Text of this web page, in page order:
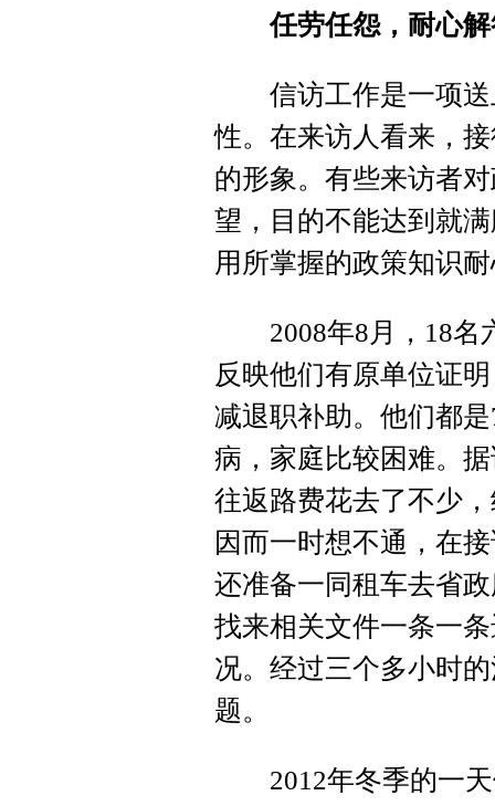
任劳任怨，耐心
信访工作是一项送
性。在来访人看来，
的形象。有些来访者
望，目的不能达到就
用所掌握的政策知识
2008年8月，18名
反映他们有原单位证
减退职补助。他们都
病，家庭比较困难。
往返路费花去了不少
因而一时想不通，在
还准备一同租车去省
找来相关文件一条一
况。经过三个多小时
题。
2012年冬季的一天